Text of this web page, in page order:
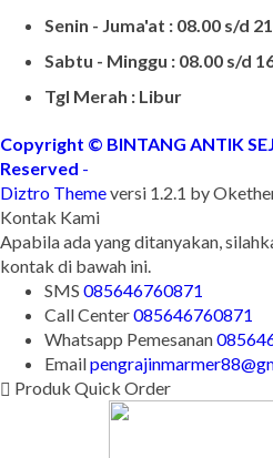
Senin - Juma'at : 08.00 s/d
Sabtu - Minggu : 08.00 s/d
Copyright © BINTANG ANTIK
Reserved-
Diztro Theme
Kontak Kami
Apabila ada yang ditanyakan,
kontak di bawah ini.
SMS085646760871
Call Center 085646760871
WhatsappPemesanan
Email
Produk Quick Order